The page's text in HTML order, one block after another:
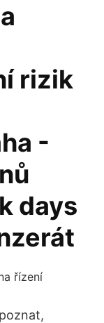
rizik
-
days